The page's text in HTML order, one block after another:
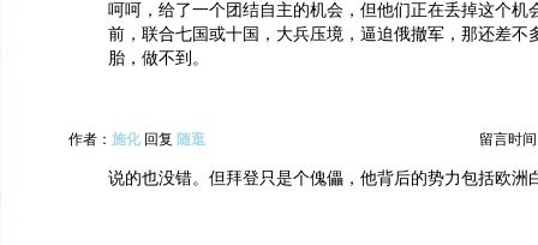
呵呵，给了一个团结自主的机会，但他们正在丢掉这个机
前，联合七国或十国，大兵压境，逼迫俄撤军，那还差不
胎，做不到。
作者： 施化 回复 随逛 留言时间
说的也没错。但拜登只是个傀儡，他背后的势力包括欧洲